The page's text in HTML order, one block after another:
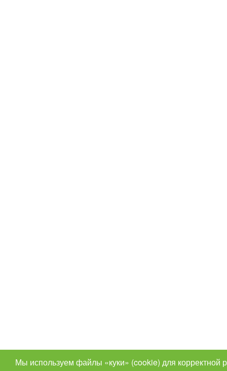
Мы используем файлы «куки» (cookie) для корректной